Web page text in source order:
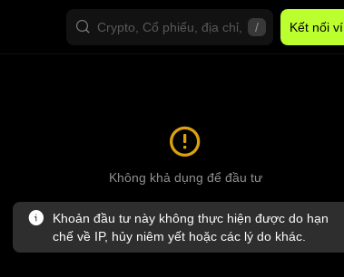
/ Kết nối ví
Không khả dụng để đầu tư
Khoản đầu tư này không thực hiện được do hạn
chế về IP, hủy niêm yết hoặc các lý do khác.